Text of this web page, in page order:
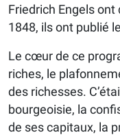
Friedrich Engels
1848, ils ont publié
Le cœur de ce
riches, le
des richesses.
bourgeoisie, la
de ses capitaux, la